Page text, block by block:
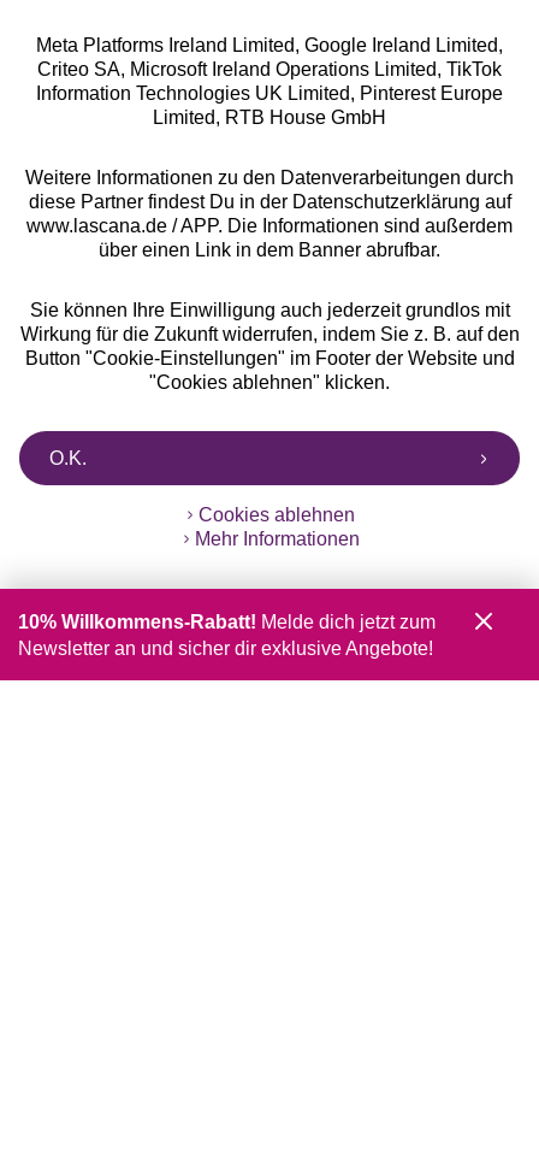
Alle Preise inkl. MwSt., zzgl.
Versandkosten
** Bonität vorausgesetzt, berechtigt zur Bonitätsprüfung
Meta Platforms Ireland Limited, Google Ireland Limited,
Criteo SA, Microsoft Ireland Operations Limited, TikTok
Information Technologies UK Limited, Pinterest Europe
Limited, RTB House GmbH
Weitere Informationen zu den Datenverarbeitungen durch
diese Partner findest Du in der Datenschutzerklärung auf
www.lascana.de / APP. Die Informationen sind außerdem
über einen Link in dem Banner abrufbar.
Sie können Ihre Einwilligung auch jederzeit grundlos mit
Wirkung für die Zukunft widerrufen, indem Sie z. B. auf den
Button "Cookie-Einstellungen" im Footer der Website und
"Cookies ablehnen" klicken.
O.K.
Cookies ablehnen
Mehr Informationen
10% Willkommens-Rabatt! Melde dich jetzt zum
Newsletter an und sicher dir exklusive Angebote!